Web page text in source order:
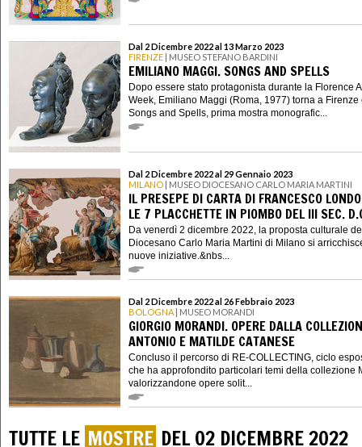
Dal 2 Dicembre 2022 al 13 Marzo 2023
FIRENZE | MUSEO STEFANO BARDINI
EMILIANO MAGGI. SONGS AND SPELLS
Dopo essere stato protagonista durante la Florence
Week, Emiliano Maggi (Roma, 1977) torna a Firenze
Songs and Spells, prima mostra monografic...
Dal 2 Dicembre 2022 al 29 Gennaio 2023
MILANO | MUSEO DIOCESANO CARLO MARIA MARTINI
IL PRESEPE DI CARTA DI FRANCESCO
LE 7 PLACCHETTE IN PIOMBO DEL III SEC.
Da venerdì 2 dicembre 2022, la proposta culturale
Diocesano Carlo Maria Martini di Milano si
nuove iniziative.&nbs...
Dal 2 Dicembre 2022 al 26 Febbraio 2023
BOLOGNA | MUSEO MORANDI
GIORGIO MORANDI. OPERE DALLA
ANTONIO E MATILDE CATANESE
Concluso il percorso di RE-COLLECTING, ciclo
che ha approfondito particolari temi della collezione
valorizzandone opere solit...
TUTTE LE MOSTRE DEL 02 DICEMBRE 2022